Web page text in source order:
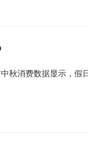
秋消费数据显示，